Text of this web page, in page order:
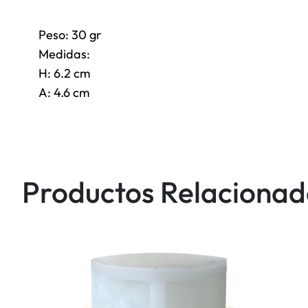
Peso: 30 gr
Medidas:
H: 6.2 cm
A: 4.6 cm
Productos